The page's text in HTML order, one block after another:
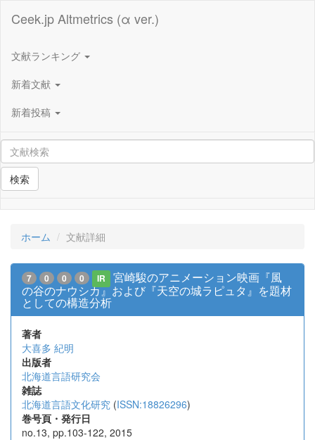
Ceek.jp Altmetrics (α ver.)
文献ランキング
新着文献
新着投稿
検索
ホーム 文献詳細
7 0 0 0 IR
宮崎駿のアニメーション映画『風
の谷のナウシカ』および『天空の城ラピュタ』を題材
としての構造分析
著者
大喜多 紀明
出版者
北海道言語研究会
雑誌
北海道言語文化研究 (ISSN:18826296)
巻号頁・発行日
no.13, pp.103-122, 2015